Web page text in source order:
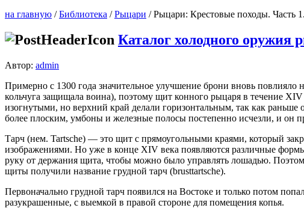
на главную /Библиотека /Рыцари / Рыцари: Крестовые походы. Часть 1.
Каталог холодного
Автор: admin
Примерно с 1300 года значительное улучшение брони вновь
кольчуга защищала воина), поэтому щит конного рыцаря в течение XIV
изогнутыми, но верхний край делали горизонтальным, так как
более плоским, умбоны и железные полосы постепенно исчезли, и он
Тарч (нем. Tartsche) — это щит с прямоугольными краями, который
изображениями. Но уже в конце XIV века появляются различные формы
руку от держания щита, чтобы можно было управлять лошадью.
щиты получили название грудной тарч (brusttartsche).
Первоначально грудной тарч появился на Востоке и только потом
разукрашенные, с выемкой в правой стороне для помещения копья.